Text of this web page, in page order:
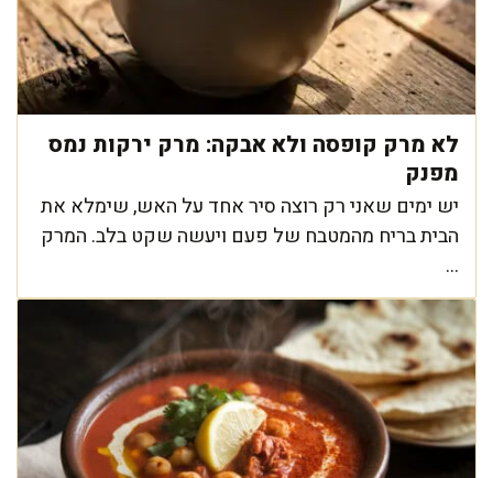
לא מרק קופסה ולא אבקה: מרק ירקות נמס
מפנק
יש ימים שאני רק רוצה סיר אחד על האש, שימלא את
הבית בריח מהמטבח של פעם ויעשה שקט בלב. המרק
...